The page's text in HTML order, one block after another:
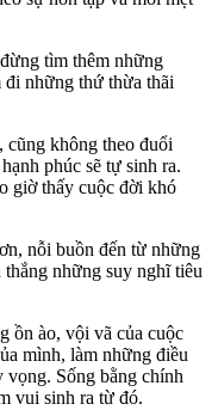
tìm thêm những
đi những thứ thừa thãi
cũng không theo đuổi
phúc sẽ tự sinh ra.
giờ thấy cuộc đời khó
nỗi buồn đến từ những
những suy nghĩ tiêu
ồn ào, vội vã của cuộc
mình, làm những điều
Sống bằng chính
vui sinh ra từ đó.